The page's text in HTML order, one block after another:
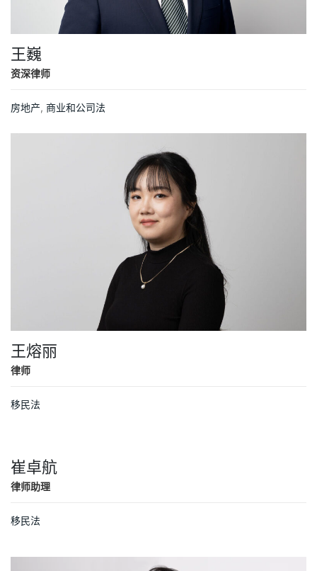
王巍
资深律师
房地产, 商业和公司法
王熔丽
律师
移民法
崔卓航
律师助理
移民法